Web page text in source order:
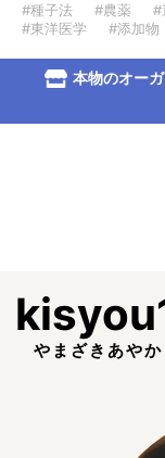
#種子法 #農薬 #
#東洋医学
#添加物
本物のオー
やまざきあや